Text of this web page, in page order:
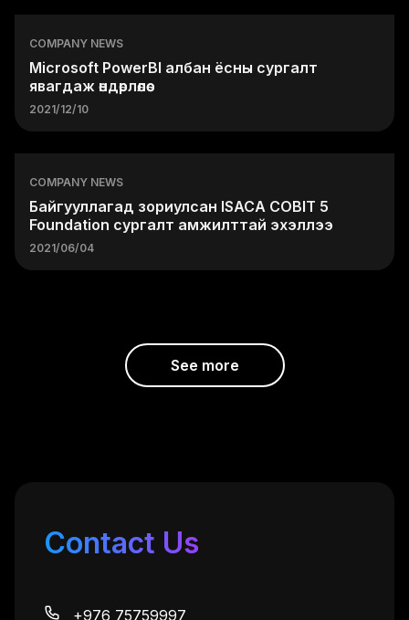
COMPANY NEWS
Microsoft PowerBI албан ёсны сургалт
явагдаж өндөрлөлөө
2021/12/10
COMPANY NEWS
Байгууллагад зориулсан ISACA COBIT 5
Foundation сургалт амжилттай эхэллээ
2021/06/04
See more
Contact Us
+976 75759997